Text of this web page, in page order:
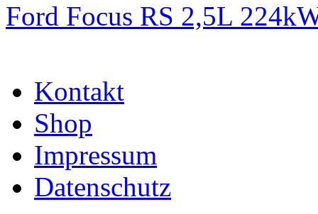
Ford Focus RS 2,5L
Kontakt
Shop
Impressum
Datenschutz